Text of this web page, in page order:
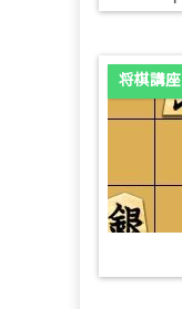
将棋講座